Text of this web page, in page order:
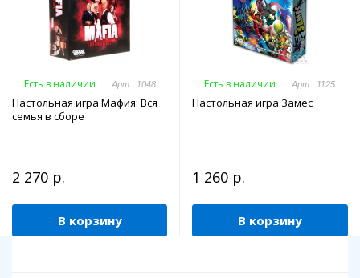
Есть в наличии Арт.: 1048
Настольная игра Мафия: Вся
семья в сборе
2 270 р.
В корзину
Есть в наличии Арт.: 1125
Настольная игра Замес
1 260 р.
В корзину